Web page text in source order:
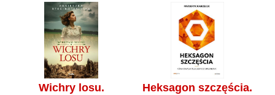
Wichry losu.
Heksagon szczęścia.